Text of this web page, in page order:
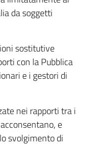
da soggetti
sostitutive
con la Pubblica
e i gestori di
nei rapporti tra i
e
svolgimento di